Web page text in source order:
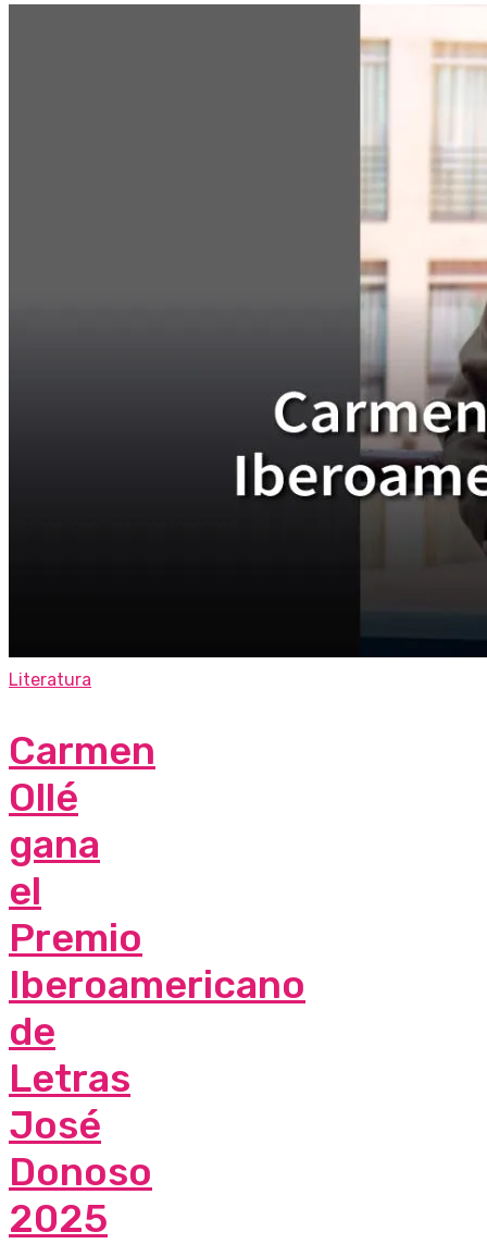
Literatura
Carmen
Ollé
gana
el
Premio
Iberoamericano
de
Letras
José
Donoso
2025